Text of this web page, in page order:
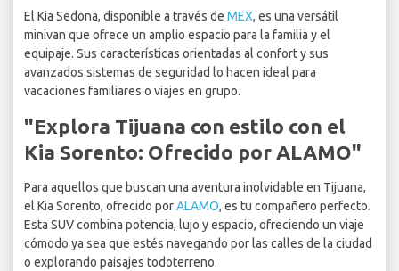
El Kia Sedona, disponible a través de MEX, es una versátil
minivan que ofrece un amplio espacio para la familia y el
equipaje. Sus características orientadas al confort y sus
avanzados sistemas de seguridad lo hacen ideal para
vacaciones familiares o viajes en grupo.
"Explora Tijuana con estilo con el
Kia Sorento: Ofrecido por ALAMO"
Para aquellos que buscan una aventura inolvidable en Tijuana,
el Kia Sorento, ofrecido porALAMO, es tu compañero perfecto.
Esta SUV combina potencia, lujo y espacio, ofreciendo un viaje
cómodo ya sea que estés navegando por las calles de la ciudad
o explorando paisajes todoterreno.